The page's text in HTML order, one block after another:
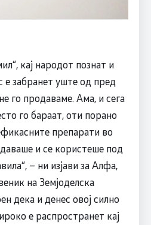
кај народот познат и
е забранет уште од пред
го продаваме. Ама, и сега
го бараат, оти порано
препарати во
и се користеше под
– ни изјави за Алфа,
на Земјоделска
дека и денес овој силно
е распространет кај